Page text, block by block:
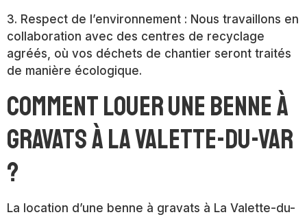
3. Respect de l’environnement : Nous travaillons en
collaboration avec des centres de recyclage
agréés, où vos déchets de chantier seront traités
de manière écologique.
Comment louer une benne à
gravats à La Valette-du-Var
?
La location d’une benne à gravats à La Valette-du-